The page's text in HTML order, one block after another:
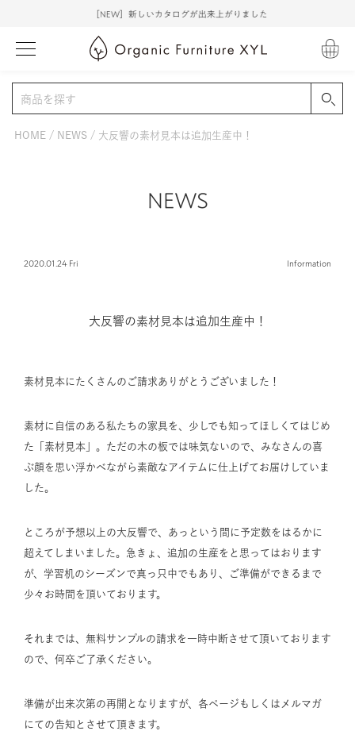
［NEW］新しいカタログが出来上がりました
HOME NEWS 大反響の素材見本は追加生産中！
NEWS
2020.01.24 Fri Information
大反響の素材見本は追加生産中！
素材見本にたくさんのご請求ありがとうございました！
素材に自信のある私たちの家具を、少しでも知ってほしくてはじめ
た「素材見本」。ただの木の板では味気ないので、みなさんの喜
ぶ顔を思い浮かべながら素敵なアイテムに仕上げてお届けしていま
した。
ところが予想以上の大反響で、あっという間に予定数をはるかに
超えてしまいました。急きょ、追加の生産をと思ってはおります
が、学習机のシーズンで真っ只中でもあり、ご準備ができるまで
少々お時間を頂いております。
それまでは、無料サンプルの請求を一時中断させて頂いております
ので、何卒ご了承ください。
準備が出来次第の再開となりますが、各ページもしくはメルマガ
にての告知とさせて頂きます。